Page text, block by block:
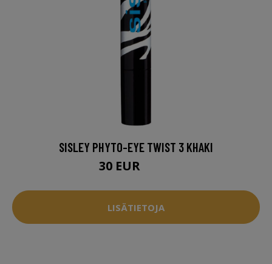
SISLEY PHYTO-EYE TWIST 3 KHAKI
30 EUR
LISÄTIETOJA